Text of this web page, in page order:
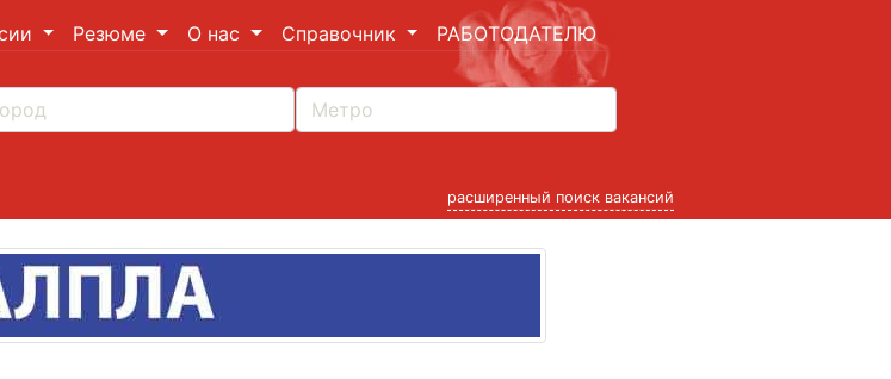
Резюме О нас Справочник РАБОТОДАТЕЛЮ
расширенный поиск вакансий